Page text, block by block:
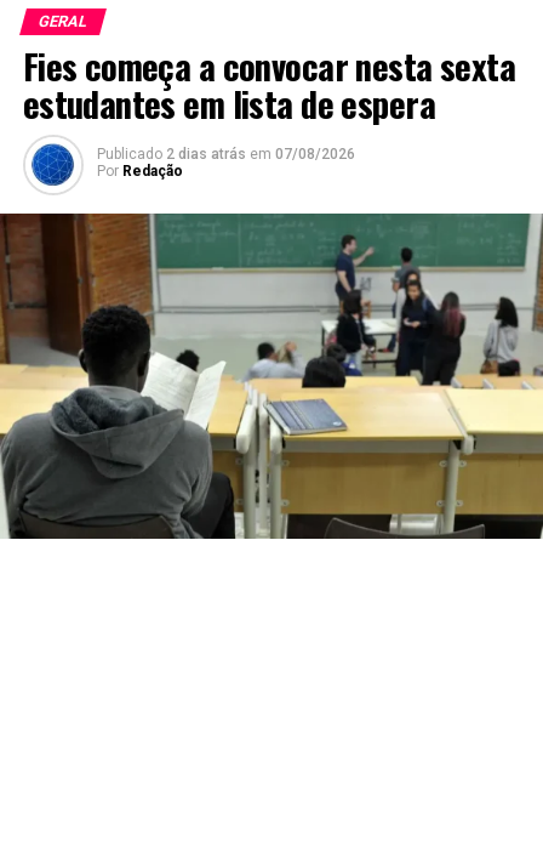
GERAL
Fies começa a convocar nesta sexta
estudantes em lista de espera
Publicado 2 dias atrás em 07/08/2026
Por Redação